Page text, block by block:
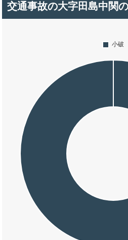
交通事故の大字田島中関